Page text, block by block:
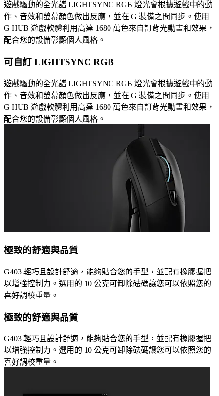
遊戲驅動的全光譜 LIGHTSYNC RGB 燈光會根據遊戲中的動
作、音效和螢幕顏色做出反應，並在 G 裝備之間同步。使用
G HUB 遊戲軟體利用高達 1680 萬色來自訂背光動畫和效果，
配合您的設備彰顯個人風格。
可自訂 LIGHTSYNC RGB
遊戲驅動的全光譜 LIGHTSYNC RGB 燈光會根據遊戲中的動
作、音效和螢幕顏色做出反應，並在 G 裝備之間同步。使用
G HUB 遊戲軟體利用高達 1680 萬色來自訂背光動畫和效果，
配合您的設備彰顯個人風格。
極致的舒適與品質
G403 輕巧且設計舒適，能夠貼合您的手型，並配有橡膠握把
以增強控制力。選用的 10 公克可卸除砝碼讓您可以依照您的
喜好調校重量。
極致的舒適與品質
G403 輕巧且設計舒適，能夠貼合您的手型，並配有橡膠握把
以增強控制力。選用的 10 公克可卸除砝碼讓您可以依照您的
喜好調校重量。